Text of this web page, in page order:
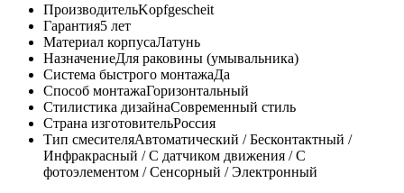
ПроизводительKopfgescheit
Гарантия5 лет
Материал корпусаЛатунь
НазначениеДля раковины (умывальника)
Система быстрого монтажаДа
Способ монтажаГоризонтальный
Стилистика дизайнаСовременный стиль
Страна изготовительРоссия
Тип смесителяАвтоматический / Бесконтактный /
Инфракрасный / С датчиком движения / С
фотоэлементом / Сенсорный / Электронный